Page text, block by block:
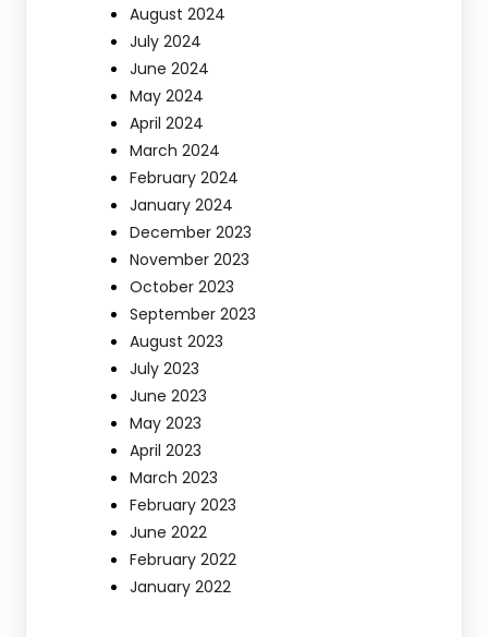
August 2024
July 2024
June 2024
May 2024
April 2024
March 2024
February 2024
January 2024
December 2023
November 2023
October 2023
September 2023
August 2023
July 2023
June 2023
May 2023
April 2023
March 2023
February 2023
June 2022
February 2022
January 2022